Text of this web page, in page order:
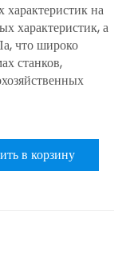
на
характеристик, а
что широко
станков,
в корзину